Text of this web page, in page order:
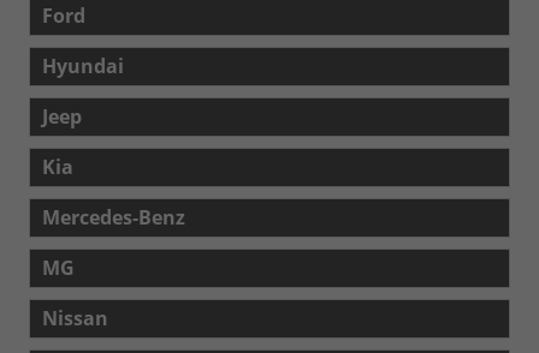
Ford
Hyundai
Jeep
Kia
Mercedes-Benz
MG
Nissan